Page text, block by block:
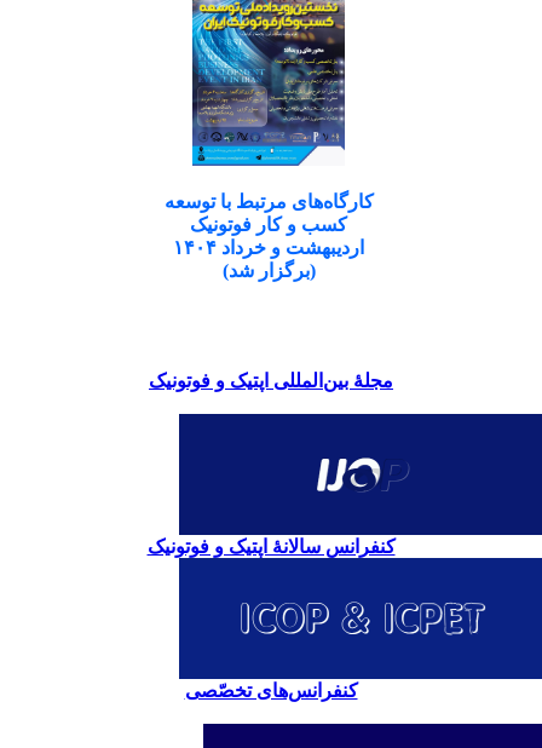
کارگاه‌های مرتبط با توسعه
کسب و کار فوتونیک
اردیبهشت و خرداد ۱۴۰۴
(برگزار شد)
مجلۀ بین‌المللی اپتیک و فوتونیک
کنفرانس سالانۀ اپتیک و فوتونیک
کنفرانس‌های تخصّصی